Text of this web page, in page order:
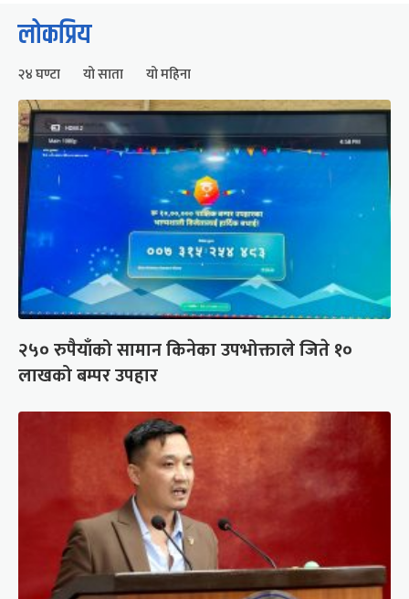
लोकप्रिय
२४ घण्टा यो साता यो महिना
२५० रुपैयाँको सामान किनेका उपभोक्ताले जिते १०
लाखको बम्पर उपहार